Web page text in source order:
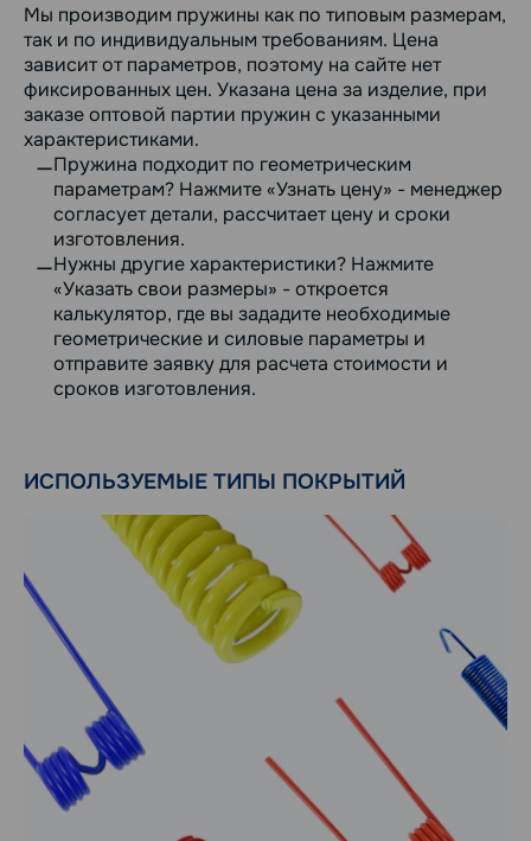
Мы производим пружины как по типовым размерам,
так и по индивидуальным требованиям. Цена
зависит от параметров, поэтому на сайте нет
фиксированных цен. Указана цена за изделие, при
заказе оптовой партии пружин с указанными
характеристиками.
Пружина подходит по геометрическим
параметрам? Нажмите «Узнать цену» - менеджер
согласует детали, рассчитает цену и сроки
изготовления.
Нужны другие характеристики? Нажмите
«Указать свои размеры» - откроется
калькулятор, где вы зададите необходимые
геометрические и силовые параметры и
отправите заявку для расчета стоимости и
сроков изготовления.
ИСПОЛЬЗУЕМЫЕ ТИПЫ ПОКРЫТИЙ